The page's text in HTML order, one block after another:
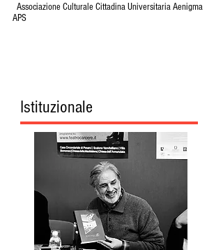
Associazione Culturale Cittadina Universitaria Aenigma
APS
Istituzionale